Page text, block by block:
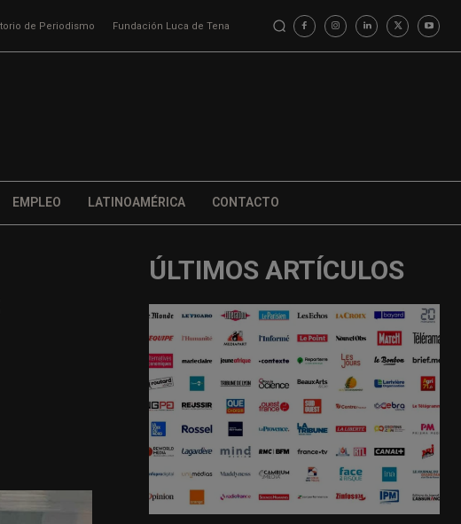
de Periodismo Fundación Luca de Tena
EMPLEO LATINOAMÉRICA CONTACTO
ÚLTIMOS ARTÍCULOS